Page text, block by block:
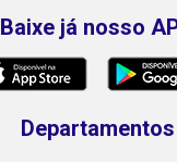
Baixe já nosso
Departamentos